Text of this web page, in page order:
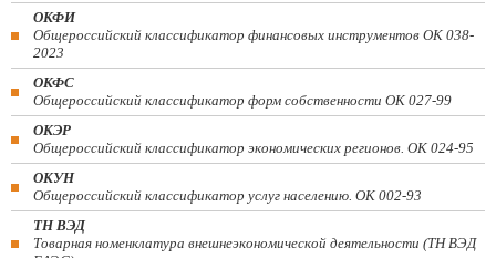
ОКФИ
Общероссийский классификатор финансовых инструментов OK 038-
2023
ОКФС
Общероссийский классификатор форм собственности ОК 027-99
ОКЭР
Общероссийский классификатор экономических регионов. ОК 024-95
ОКУН
Общероссийский классификатор услуг населению. ОК 002-93
ТН ВЭД
Товарная номенклатура внешнеэкономической деятельности (ТН ВЭД